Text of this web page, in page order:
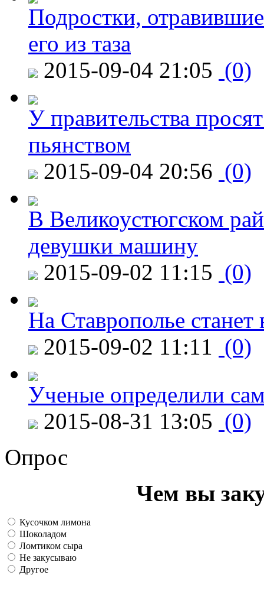
Подростки,
его из таза
2015-09-04 21:05 (0)
У правительства
пьянством
2015-09-04 20:56 (0)
В Великоустюгском
девушки машину
2015-09-02 11:15 (0)
На Ставрополье
2015-09-02 11:11 (0)
Ученые определили
2015-08-31 13:05 (0)
Опрос
Чем вы
Кусочком лимона
Шоколадом
Ломтиком сыра
Не закусываю
Другое